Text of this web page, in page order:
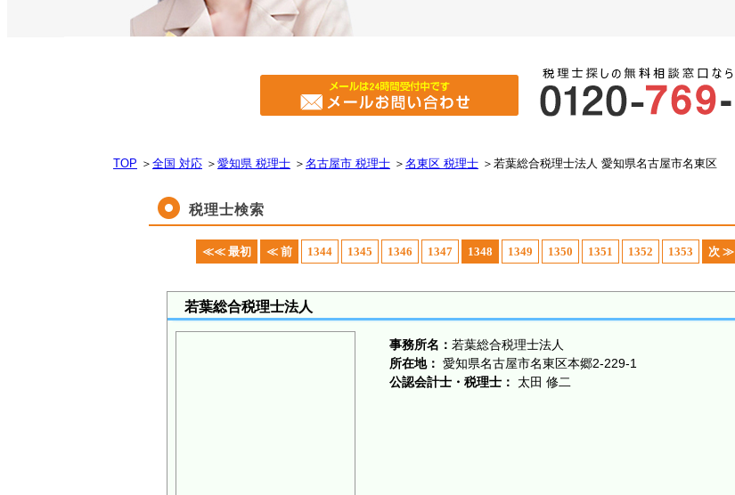
TOP ＞ 全国 対応 ＞ 愛知県 税理士 ＞ 名古屋市 税理士 ＞ 名東区 税理士 ＞ 若葉総合税理士法人 愛知県名古屋市名東区
税理士検索
≪≪ 最初 ≪ 前 1344 1345 1346 1347 1348 1349 1350 1351 1352 1353 次 ≫
若葉総合税理士法人
事務所名： 若葉総合税理士法人
所在地： 愛知県名古屋市名東区本郷2-229-1
公認会計士・税理士：
太田 修二